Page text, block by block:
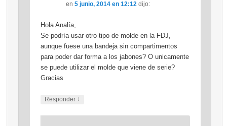
en 5 junio, 2014 en 12:12 dijo:
Hola Analía,
Se podría usar otro tipo de molde en la FDJ,
aunque fuese una bandeja sin compartimentos
para poder dar forma a los jabones? O unicamente
se puede utilizar el molde que viene de serie?
Gracias
Responder ↓